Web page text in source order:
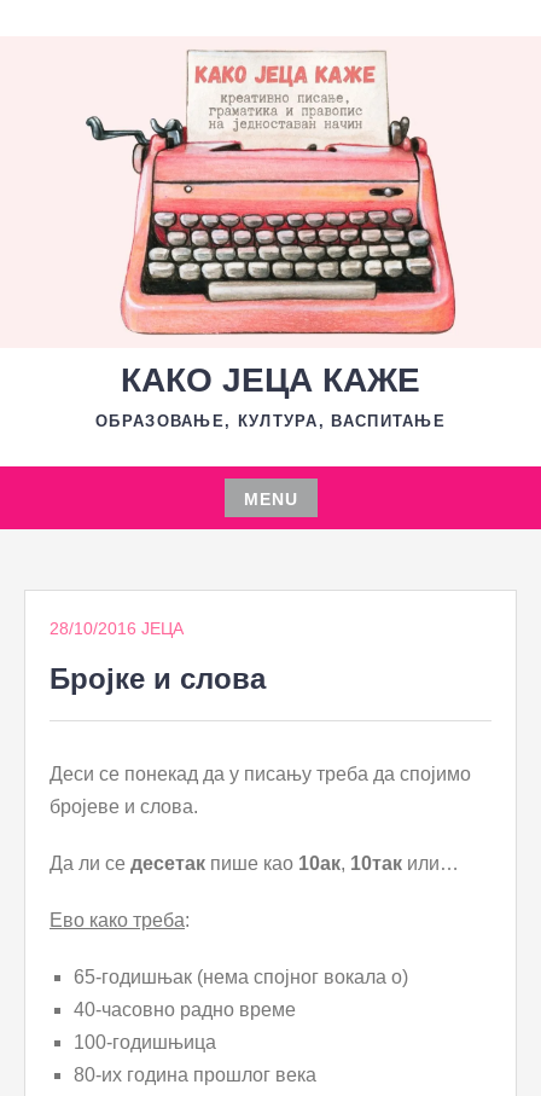
КАКО ЈЕЦА КАЖЕ
ОБРАЗОВАЊЕ, КУЛТУРА, ВАСПИТАЊЕ
MENU
Skip
content
28/10/2016 ЈЕЦА
Бројке и слова
Деси се понекад да у писању треба да спојимо
бројеве и слова.
Да ли се десетак пише као 10ак, 10так или…
Ево како треба:
65-годишњак (нема спојног вокала о)
40-часовно радно време
100-годишњица
80-их година прошлог века